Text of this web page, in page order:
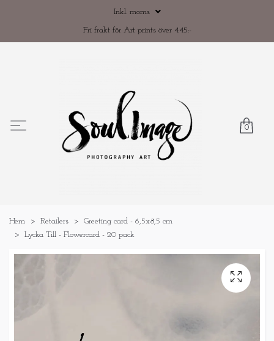
Inkl. moms
Fri frakt för Art prints över 445:-
0
Hem Retailers
Greeting card - 6,5x8,5 cm
Lycka Till - Flowercard - 20 pack